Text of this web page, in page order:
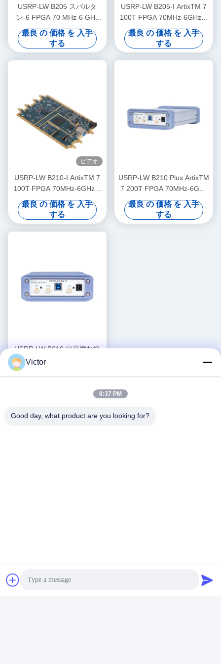
USRP-LW B205 スパルタ
ン-6 FPGA 70 MHz-6 GHz
周波数帯域, 56 MHz 帯域幅
1T1R USRP SDR
最良 の 価格 を 入手
する
USRP-LW B205-I ArtixTM 7
100T FPGA 70MHz-6GHz周
波数帯域 56MHz帯域幅
1T1R USRP SDR
最良 の 価格 を 入手
する
ビデオ
USRP-LW B210-I ArtixTM 7
100T FPGA 70MHz-6GHz周
波数帯域 56MHz帯域幅
2T2R USRP SDR
最良 の 価格 を 入手
する
USRP-LW B210 Plus ArtixTM
7 200T FPGA 70MHz-6GHz
周波数帯域 56MHz帯域幅
2T2R USRP SDR
最良 の 価格 を 入手
する
USRP-LW B210 ◎高度な統
合 6GHz USB SDRトランシ
ーバー ETTUS USRP B210
最良 の 価格 を 入手
Victor
8:37 PM
Good day, what product are you looking for?